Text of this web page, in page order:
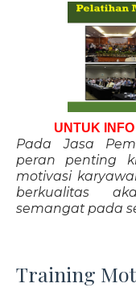
UNTUK
Pada Jasa
peran penting
motivasi
berkualitas
semangat pada
Training